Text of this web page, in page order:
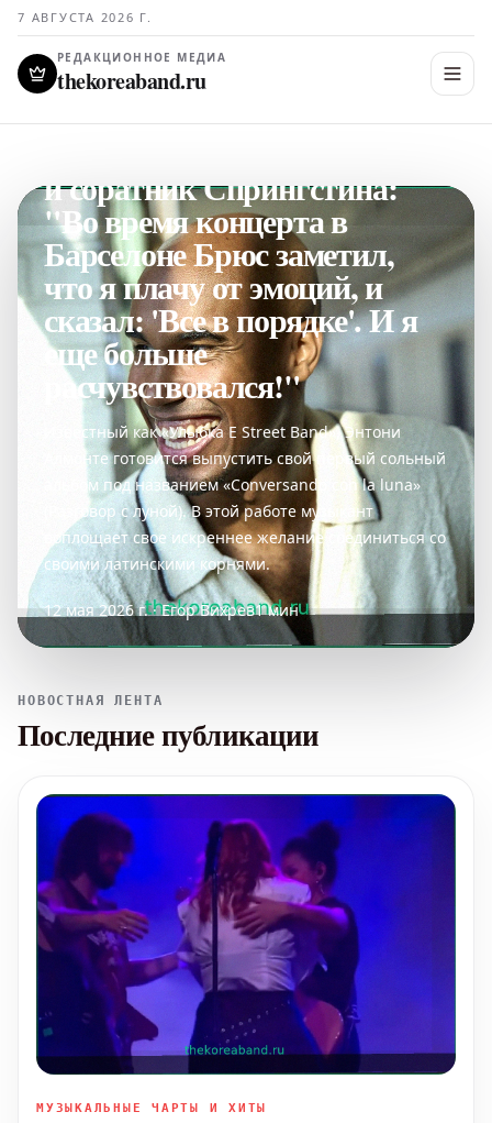
7 АВГУСТА 2026 Г.
РЕДАКЦИОННОЕ МЕДИА
thekoreaband.ru
и соратник Спрингстина:
"Во время концерта в
Барселоне Брюс заметил,
что я плачу от эмоций, и
сказал: 'Все в порядке'. И я
еще больше
расчувствовался!"
Известный как «Улыбка E Street Band», Энтони
Алмонте готовится выпустить свой первый сольный
альбом под названием «Conversando con la luna»
(Разговор с луной). В этой работе музыкант
воплощает свое искреннее желание соединиться со
своими латинскими корнями.
12 мая 2026 г. · Егор Вихрев1 мин
НОВОСТНАЯ ЛЕНТА
Последние публикации
МУЗЫКАЛЬНЫЕ ЧАРТЫ И ХИТЫ